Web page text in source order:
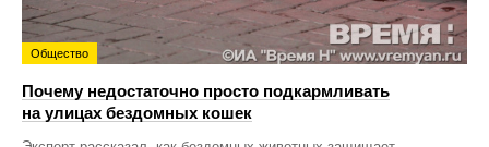
Общество
Почему недостаточно просто подкармливать
на улицах бездомных кошек